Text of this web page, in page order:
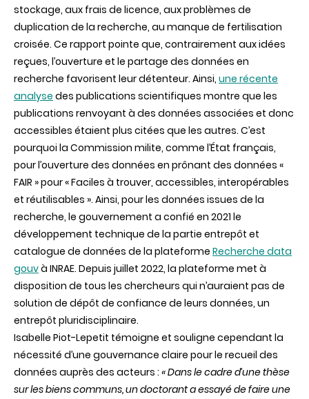
stockage, aux frais de licence, aux problèmes de
duplication de la recherche, au manque de fertilisation
croisée. Ce rapport pointe que, contrairement aux idées
reçues, l’ouverture et le partage des données en
recherche favorisent leur détenteur. Ainsi, une récente
analyse des publications scientifiques montre que les
publications renvoyant à des données associées et donc
accessibles étaient plus citées que les autres. C’est
pourquoi la Commission milite, comme l’État français,
pour l’ouverture des données en prônant des données «
FAIR » pour « Faciles à trouver, accessibles, interopérables
et réutilisables ». Ainsi, pour les données issues de la
recherche, le gouvernement a confié en 2021 le
développement technique de la partie entrepôt et
catalogue de données de la plateforme Recherche data
gouvà INRAE. Depuis juillet 2022, la plateforme met à
disposition de tous les chercheurs qui n’auraient pas de
solution de dépôt de confiance de leurs données, un
entrepôt pluridisciplinaire.
Isabelle Piot-Lepetit témoigne et souligne cependant la
nécessité d’une gouvernance claire pour le recueil des
données auprès des acteurs : « Dans le cadre d’une thèse
sur les biens communs, un doctorant a essayé de faire une